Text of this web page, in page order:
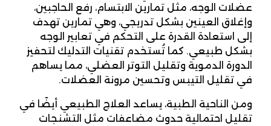
عضلات الوجه، مثل تمارين الابتسام، رفع الحاجبين،
وإغلاق العينين بشكل تدريجي، وهي تمارين تهدف
إلى استعادة القدرة على التحكم في تعابير الوجه
بشكل طبيعي. كما تُستخدم تقنيات التدليك لتحفيز
الدورة الدموية وتقليل التوتر العضلي، مما يساهم
في تقليل التيبس وتحسين مرونة العضلات.
ومن الناحية الطبية، يساعد العلاج الطبيعي أيضًا في
تقليل احتمالية حدوث مضاعفات مثل التشنجات